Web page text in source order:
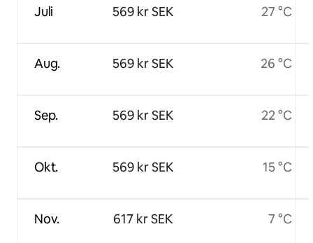
Juli
Aug.
Sep.
Okt.
Nov.
569 kr SEK
569 kr SEK
569 kr SEK
569 kr SEK
617 kr SEK
27 °C
26 °C
22 °C
15 °C
7 °C